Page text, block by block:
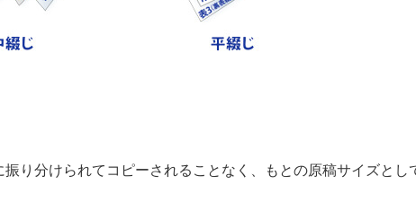
り分けられてコピーされることなく、もとの原稿サイズとし